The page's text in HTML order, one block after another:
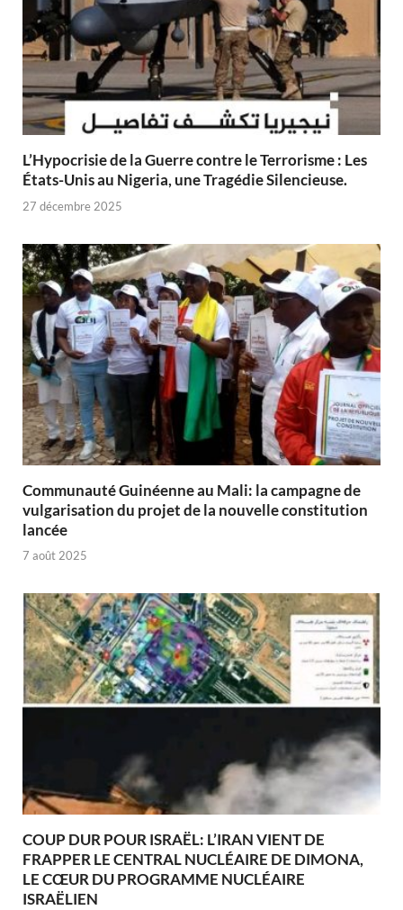
L’Hypocrisie de la Guerre contre le Terrorisme : Les
États-Unis au Nigeria, une Tragédie Silencieuse.
27 décembre 2025
Communauté Guinéenne au Mali: la campagne de
vulgarisation du projet de la nouvelle constitution
lancée
7 août 2025
COUP DUR POUR ISRAËL: L’IRAN VIENT DE
FRAPPER LE CENTRAL NUCLÉAIRE DE DIMONA,
LE CŒUR DU PROGRAMME NUCLÉAIRE
ISRAËLIEN